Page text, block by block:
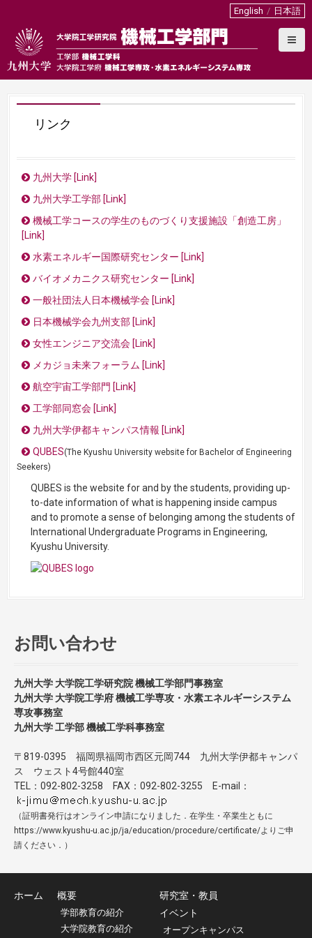
o
English 日本語
リンク
九州大学 [Link]
九州大学工学部 [Link]
機械工学コースの学生のものづくり支援施設「創造工房」
[Link]
水素エネルギー国際研究センター [Link]
バイオメカニクス研究センター [Link]
一般社団法人日本機械学会 [Link]
日本機械学会九州支部 [Link]
女性エンジニア交流会 [Link]
メカジョ未来フォーラム [Link]
航空宇宙工学部門 [Link]
工学部同窓会 [Link]
九州大学伊都キャンパス情報 [Link]
QUBES(The Kyushu University website for Bachelor of Engineering
Seekers)
QUBES is the website for and by the students, providing up-
to-date information of what is happening inside campus
and to promote a sense of belonging among the students of
International Undergraduate Programs in Engineering,
Kyushu University.
お問い合わせ
九州大学 大学院工学研究院 機械工学部門事務室
九州大学 大学院工学府 機械工学専攻・水素エネルギーシステム
専攻事務室
九州大学 工学部 機械工学科事務室
〒819-0395 福岡県福岡市西区元岡744 九州大学伊都キャンパ
ス ウェスト4号館440室
TEL：092-802-3258 FAX：092-802-3255 E-mail：
（証明書発行はオンライン申請になりました．在学生・卒業生ともに
https://www.kyushu-u.ac.jp/ja/education/procedure/certificate/よりご申
請ください．）
ホーム 概要
学部教育の紹介
大学院教育の紹介
研究室・教員
イベント
オープンキャンパス